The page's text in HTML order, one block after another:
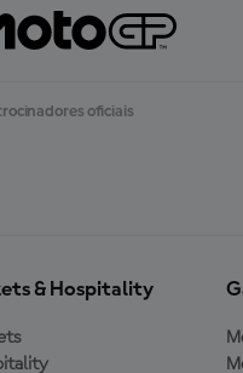
oficiais
& Hospitality